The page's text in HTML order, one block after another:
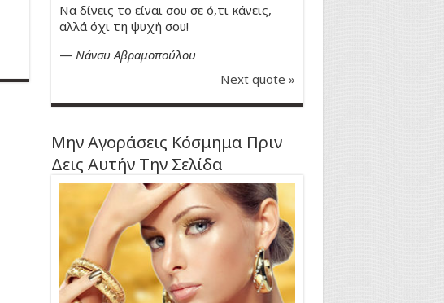
Να δίνεις το είναι σου σε ό,τι κάνεις,
αλλά όχι τη ψυχή σου!
— Νάνσυ Αβραμοπούλου
Next quote »
Μην Αγοράσεις Κόσμημα Πριν
Δεις Αυτήν Την Σελίδα